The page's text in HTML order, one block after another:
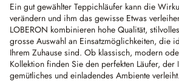
Ein gut gewählter Teppichläufer kann die
verändern und ihm das gewisse Etwas
LOBERON kombinieren hohe Qualität,
grosse Auswahl an Einsatzmöglichkeiten, die
Ihrem Zuhause sind. Ob klassisch, modern
Kollektion finden Sie den perfekten Läufer, der
gemütliches und einladendes Ambiente verleiht.